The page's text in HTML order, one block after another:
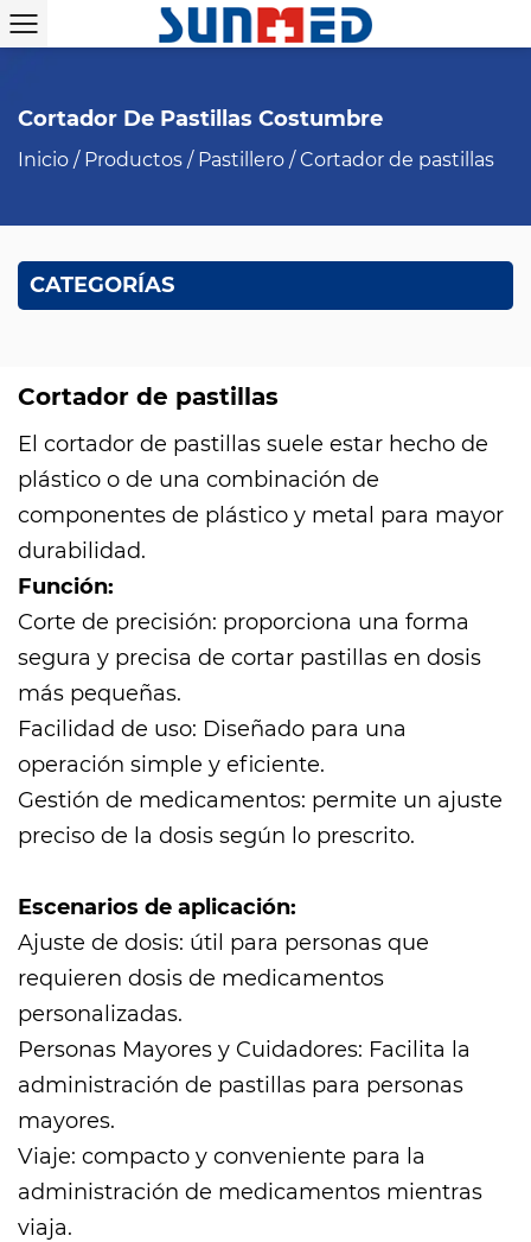
Cortador De Pastillas Costumbre
Inicio / Productos / Pastillero /Cortador de pastillas
CATEGORÍAS
Cortador de pastillas
El cortador de pastillas suele estar hecho de
plástico o de una combinación de
componentes de plástico y metal para mayor
durabilidad.
Función:
Corte de precisión: proporciona una forma
segura y precisa de cortar pastillas en dosis
más pequeñas.
Facilidad de uso: Diseñado para una
operación simple y eficiente.
Gestión de medicamentos: permite un ajuste
preciso de la dosis según lo prescrito.
Escenarios de aplicación:
Ajuste de dosis: útil para personas que
requieren dosis de medicamentos
personalizadas.
Personas Mayores y Cuidadores: Facilita la
administración de pastillas para personas
mayores.
Viaje: compacto y conveniente para la
administración de medicamentos mientras
viaja.